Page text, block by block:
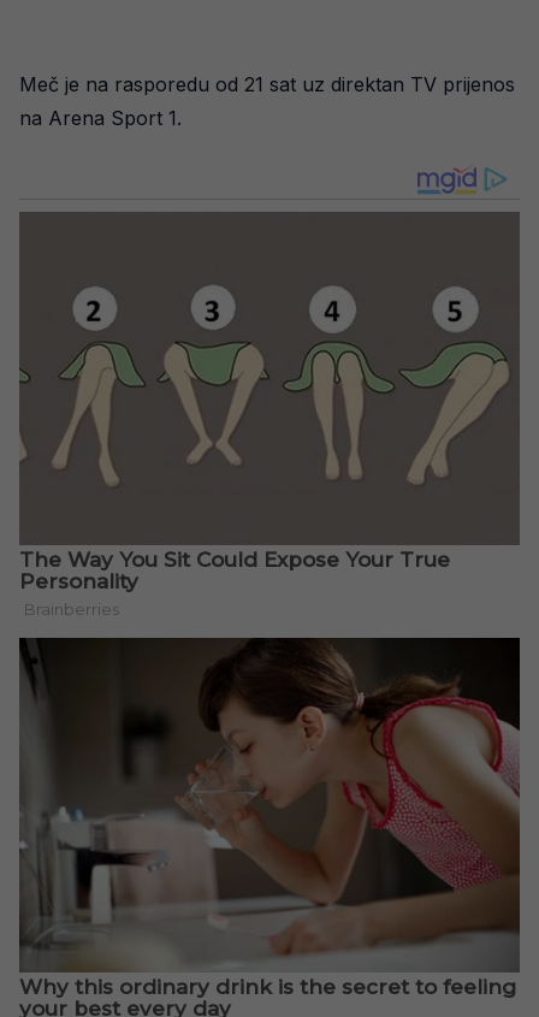
Meč je na rasporedu od 21 sat uz direktan TV prijenos
na Arena Sport 1.